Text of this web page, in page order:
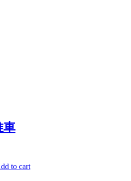
車
to cart